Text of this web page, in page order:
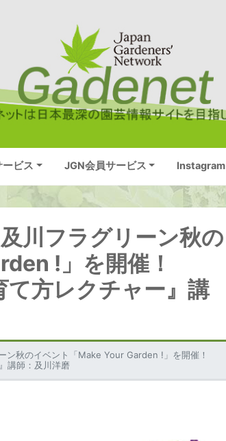
ビス JGN会員サービス Instagram
川フラグリーン秋の
!」を開催！
方レクチャー』講
ン秋のイベント「Make Your Garden !」を開催！
講師：及川洋磨